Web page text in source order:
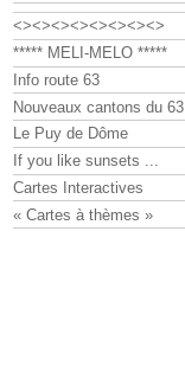
<><><><><><><><>
***** MELI-MELO *****
Info route 63
Nouveaux cantons du 63
Le Puy de Dôme
If you like sunsets ...
Cartes Interactives
« Cartes à thèmes »